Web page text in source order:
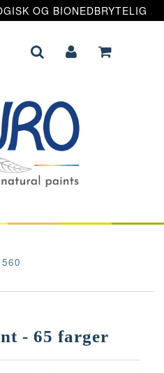
OG BIONEDBRYTELIG
- 65 farger